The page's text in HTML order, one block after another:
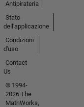
Antipirateria
Stato
dell'applicazione
Condizioni
d'uso
Contact
Us
© 1994-
2026 The
MathWorks,